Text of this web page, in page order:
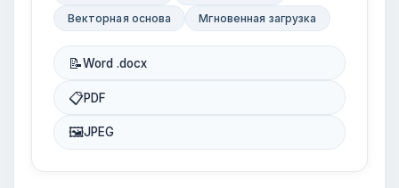
Векторная основа
Мгновенная загрузка
📝Word .docx
📋PDF
🖼JPEG